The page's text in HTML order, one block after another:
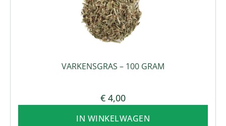
VARKENSGRAS – 100 GRAM
€ 4,00
IN WINKELWAGEN